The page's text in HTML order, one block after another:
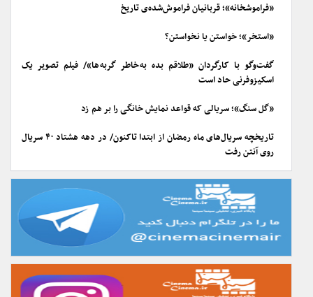
«فراموشخانه»؛ قربانیان فراموش‌شده‌ی تاریخ
«استخر»؛ خواستن یا نخواستن؟
گفت‌وگو با کارگردان «طلاقم بده به خاطر گربه ها»/ فیلم تصویر یک
اسکیزوفرنی حاد است
«گل سنگ»؛ سریالی که قواعد نمایش خانگی را بر هم زد
تاریخچه سریال‌های ماه رمضان از ابتدا تاکنون/ در دهه هشتاد ۴۰ سریال
روی آنتن رفت